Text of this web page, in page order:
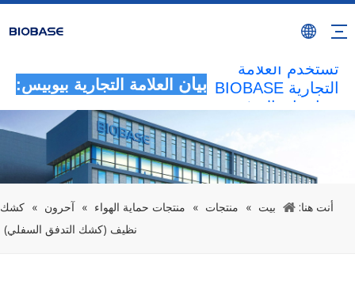
بيان العلامة التجارية بيوبيس:
سيتم اعتبار جميع
الأنشطة غير
المصرح بها التي
تستخدم العلامة
التجارية BIOBASE
بمثابة انتهاك غير
بالتحقيق في
المسؤولية
20240510
أنت هنا: بيت » منتجات » منتجات حماية الهواء » آحرون » كشك
نظيف (كشك التدفق السفلي)